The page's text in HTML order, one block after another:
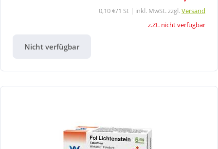
0,10 €/1 St | inkl. MwSt. zzgl.Versand
z.Zt. nicht verfügbar
Nicht verfügbar